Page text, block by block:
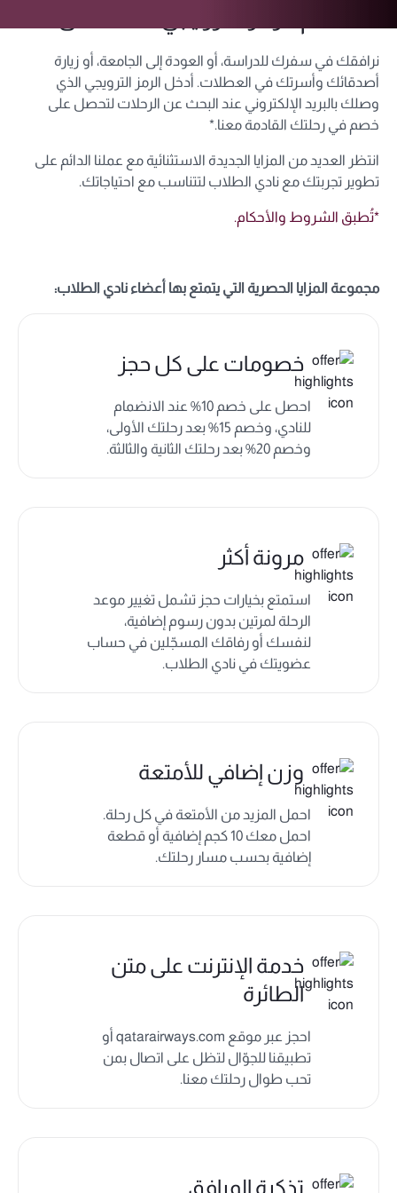
نرافقك في سفرك للدراسة، أو العودة إلى الجامعة، أو زيارة
أصدقائك وأسرتك في العطلات. أدخل الرمز الترويجي الذي
وصلك بالبريد الإلكتروني عند البحث عن الرحلات لتحصل على
خصم في رحلتك القادمة معنا.*
انتظر العديد من المزايا الجديدة الاستثنائية مع عملنا الدائم على
تطوير تجربتك مع نادي الطلاب لتتناسب مع احتياجاتك.
*تُطبق الشروط والأحكام.
مجموعة المزايا الحصرية التي يتمتع بها أعضاء نادي الطلاب:
خصومات على كل حجز
احصل على خصم 10% عند الانضمام
للنادي، وخصم 15% بعد رحلتك الأولى،
وخصم 20% بعد رحلتك الثانية والثالثة.
مرونة أكثر
استمتع بخيارات حجز تشمل تغيير موعد
الرحلة لمرتين بدون رسوم إضافية،
لنفسك أو رفاقك المسجّلين في حساب
عضويتك في نادي الطلاب.
وزن إضافي للأمتعة
احمل المزيد من الأمتعة في كل رحلة.
احمل معك 10 كجم إضافية أو قطعة
إضافية بحسب مسار رحلتك.
خدمة الإنترنت على متن
الطائرة
احجز عبر موقع qatarairways.com أو
تطبيقنا للجوّال لتظل على اتصال بمن
تحب طوال رحلتك معنا.
تذكرة المرافق